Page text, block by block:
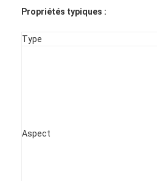
Propriétés typiques :
Type
Aspect